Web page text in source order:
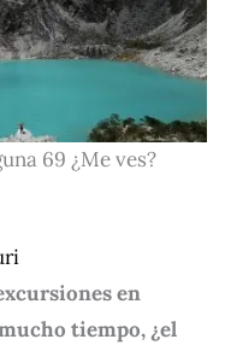
69 ¿Me ves?
en
tiempo, ¿el